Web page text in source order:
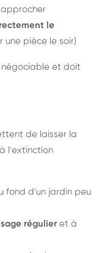
le
une pièce le soir)
négociable et doit
de laisser la
l'extinction
fond d'un jardin peu
régulier et à